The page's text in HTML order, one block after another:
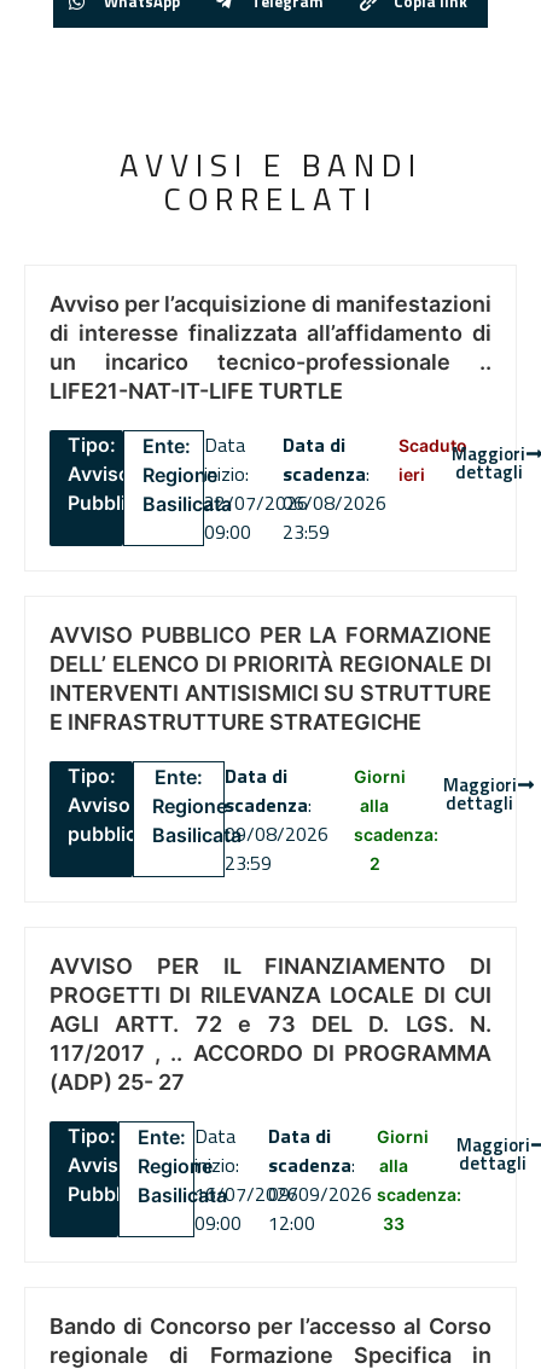
AVVISI E BANDI
CORRELATI
Avviso per l’acquisizione di manifestazioni
di interesse finalizzata all’affidamento di
un incarico tecnico-professionale ..
LIFE21-NAT-IT-LIFE TURTLE
Tipo:
Avviso
Pubblico
Ente:
Regione
Basilicata
Data
inizio:
22/07/2026
09:00
Data di
scadenza:
06/08/2026
23:59
Scaduto
ieri
Maggiori
dettagli
AVVISO PUBBLICO PER LA FORMAZIONE
DELL’ ELENCO DI PRIORITÀ REGIONALE DI
INTERVENTI ANTISISMICI SU STRUTTURE
E INFRASTRUTTURE STRATEGICHE
Tipo:
Avviso
pubblico
Ente:
Regione
Basilicata
Data di
scadenza:
09/08/2026
23:59
Giorni
alla
scadenza:
2
Maggiori
dettagli
AVVISO PER IL FINANZIAMENTO DI
PROGETTI DI RILEVANZA LOCALE DI CUI
AGLI ARTT. 72 e 73 DEL D. LGS. N.
117/2017 , .. ACCORDO DI PROGRAMMA
(ADP) 25- 27
Tipo:
Avviso
Pubblico
Ente:
Regione
Basilicata
Data
inizio:
16/07/2026
09:00
Data di
scadenza:
09/09/2026
12:00
Giorni
alla
scadenza:
33
Maggiori
dettagli
Bando di Concorso per l’accesso al Corso
regionale di Formazione Specifica in